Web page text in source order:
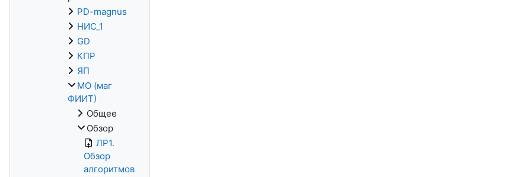
PD-magnus
НИС_1
GD
КПР
ЯП
МО (маг
ФИИТ)
Общее
Обзор
ЛР1.
Обзор
алгоритмов